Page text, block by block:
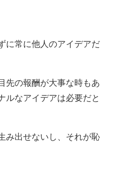
に常に他人のアイデアだ
先の報酬が大事な時もあ
ルなアイデアは必要だと
み出せないし、それが恥